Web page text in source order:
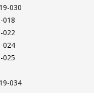
030
018
022
024
025
034